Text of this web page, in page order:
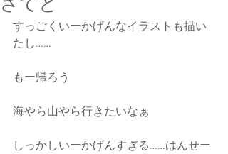
さてと
すっごくいーかげんなイラストも描い
たし……
もー帰ろう
海やら山やら行きたいなぁ
しっかしいーかげんすぎる……はんせー